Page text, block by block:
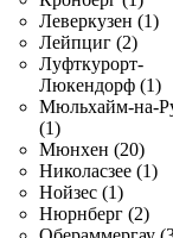
Леверкузен (1)
Лейпциг (2)
Луфткурорт-
Люкендорф (1)
Мюльхайм-на-
(1)
Мюнхен (20)
Николасзее (1)
Нойзес (1)
Нюрнберг (2)